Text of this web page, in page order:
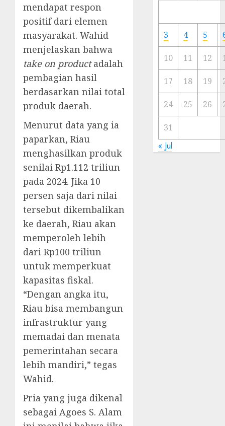
mendapat respon
positif dari elemen
masyarakat. Wahid
menjelaskan bahwa
take on productadalah
pembagian hasil
berdasarkan nilai total
produk daerah.
Menurut data yang ia
paparkan, Riau
menghasilkan produk
senilai Rp1.112 triliun
pada 2024. Jika 10
persen saja dari nilai
tersebut dikembalikan
ke daerah, Riau akan
memperoleh lebih
dari Rp100 triliun
untuk memperkuat
kapasitas fiskal.
“Dengan angka itu,
Riau bisa membangun
infrastruktur yang
memadai dan menata
pemerintahan secara
lebih mandiri,” tegas
Wahid.
Pria yang juga dikenal
sebagai Agoes S. Alam
Ibu
Kota
23/11/
3 4 5
10 11 12
17 18 19
24 25 26
31
« Jul